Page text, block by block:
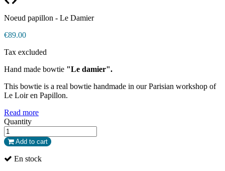
Noeud papillon - Le Damier
€89.00
Tax excluded
Hand made bowtie "Le damier".
This bowtie is a real bowtie handmade in our Parisian workshop of
Le Loir en Papillon.
Read more
Quantity
Add to cart
En stock